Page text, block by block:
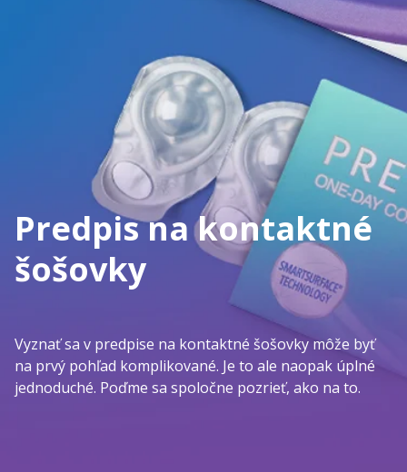
Predpis na kontaktné
šošovky
Vyznať sa v predpise na kontaktné šošovky môže byť
na prvý pohľad komplikované. Je to ale naopak úplné
jednoduché. Poďme sa spoločne pozrieť, ako na to.